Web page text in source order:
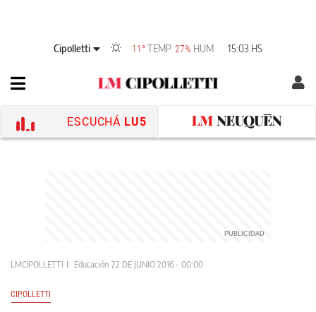
Cipolletti 11°TEMP 27% HUM 15:03 HS
ESCUCHÁ LU5
LMCIPOLLETTI Educación 22 DE JUNIO 2016 - 00:00
CIPOLLETTI